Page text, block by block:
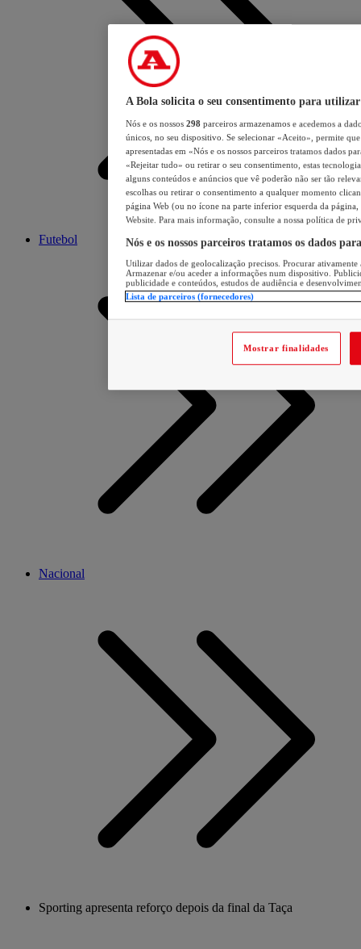
Futebol
Nacional
Sporting apresenta reforço depois da final da Taça
A Bola solicita o seu consentimento para utilizar
Nós e os nossos 298 parceiros armazenamos e acedemos a
únicos, no seu dispositivo. Se selecionar «Aceito», permite
apresentadas em «Nós e os nossos parceiros tratamos dados
«Rejeitar tudo» ou retirar o seu consentimento, estas
alguns conteúdos e anúncios que vê poderão não ser tão
escolhas ou retirar o consentimento a qualquer momento
página Web (ou no ícone na parte inferior esquerda da página,
Website. Para mais informação, consulte a nossa política de
Nós e os nossos parceiros tratamos os dados
Utilizar dados de geolocalização precisos. Procurar
Armazenar e/ou aceder a informações num dispositivo.
publicidade e conteúdos, estudos de audiência e
Lista de parceiros (fornecedores)
Mostrar finalidades